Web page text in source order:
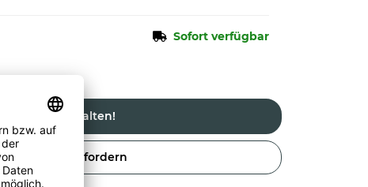
Sofort verfügbar
Jetzt gestalten!
Angebot anfordern